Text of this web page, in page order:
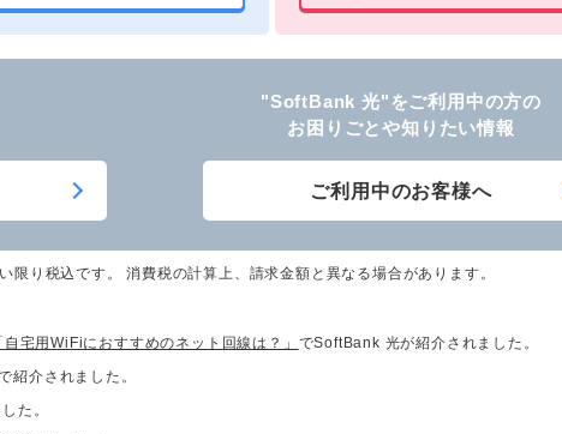
"SoftBank 光"をご利用中の方の
お困りごとや知りたい情報
ご利用中のお客様へ
限り税込です。 消費税の計算上、請求金額と異なる場合があります。
自宅用WiFiにおすすめのネット回線は？」 でSoftBank 光が紹介されました。
紹介されました。
た。